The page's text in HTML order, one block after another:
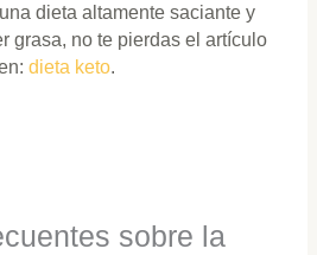
dieta altamente saciante y
grasa, no te pierdas el artículo
dieta keto.
sobre la